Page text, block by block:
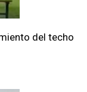
del techo